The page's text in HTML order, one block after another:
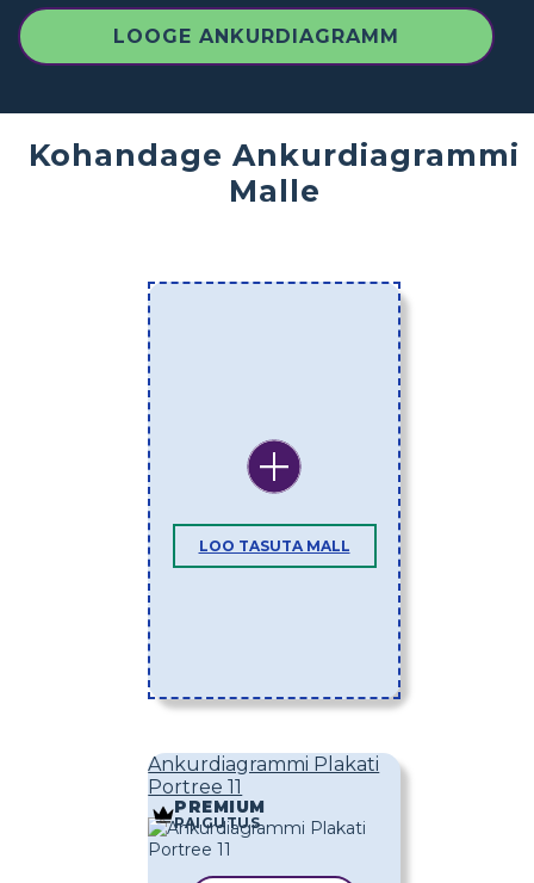
LOOGE ANKURDIAGRAMM
Kohandage Ankurdiagrammi
Malle
LOO TASUTA MALL
Ankurdiagrammi Plakati
Portree 11
PREMIUM
PAIGUTUS